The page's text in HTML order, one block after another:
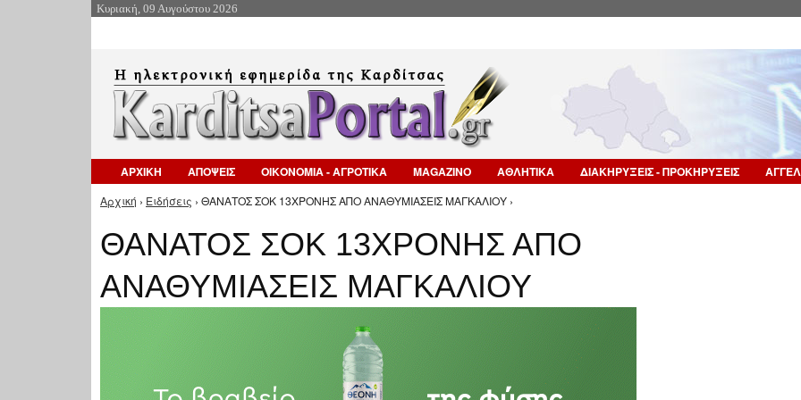
Κυριακή, 09 Αυγούστου 2026
ΑΡΧΙΚΗ ΑΠΟΨΕΙΣ ΟΙΚΟΝΟΜΙΑ - ΑΓΡΟΤΙΚΑ MAGAZINO ΑΘΛΗΤΙΚΑ ΔΙΑΚΗΡΥΞΕΙΣ - ΠΡΟΚΗΡΥΞΕΙΣ
Είστε εδώ
Αρχική › Ειδήσεις › ΘΑΝΑΤΟΣ ΣΟΚ 13ΧΡΟΝΗΣ ΑΠΟ ΑΝΑΘΥΜΙΑΣΕΙΣ ΜΑΓΚΑΛΙΟΥ ›
ΘΑΝΑΤΟΣ ΣΟΚ 13ΧΡΟΝΗΣ ΑΠΟ
ΑΝΑΘΥΜΙΑΣΕΙΣ ΜΑΓΚΑΛΙΟΥ